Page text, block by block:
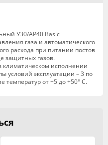
У30/АР40 Basic
газа и автоматического
расхода при питании постов
защитных газов.
климатическом исполнении
условий эксплуатации – 3 по
температур от +5 до +50° С.